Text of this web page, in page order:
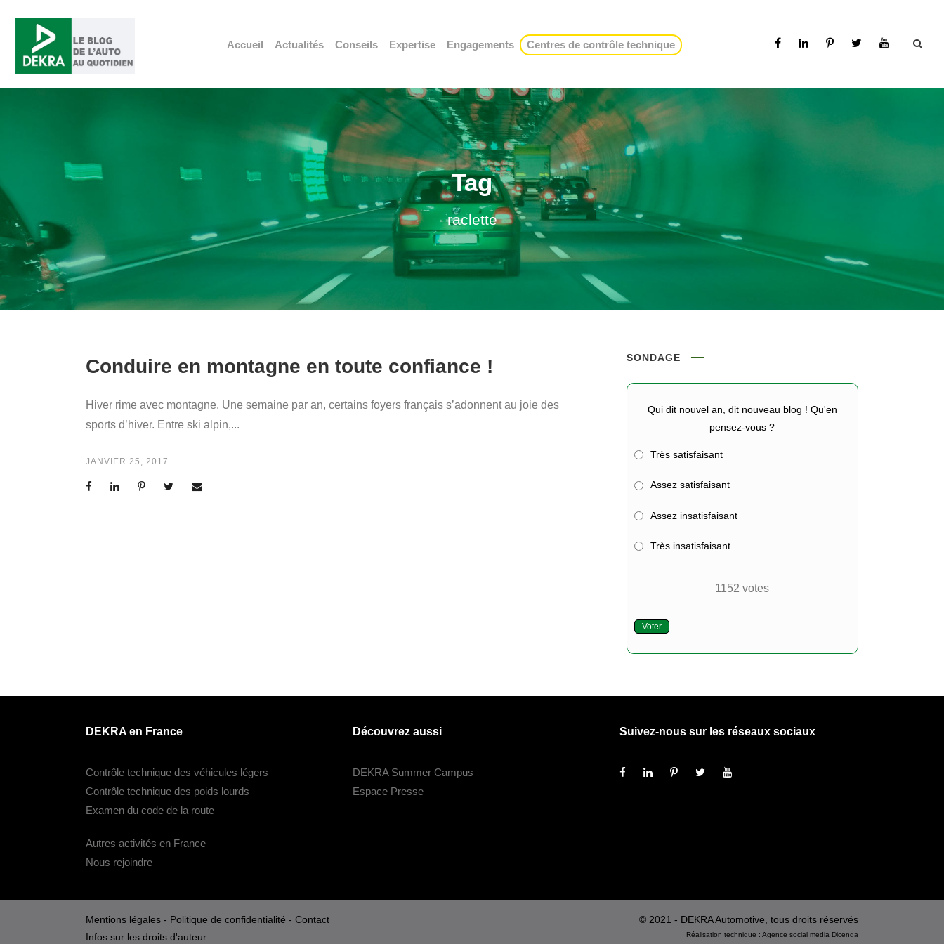
Accueil Actualités Conseils Expertise Engagements Centres de contrôle technique
Tag
raclette
Conduire en montagne en toute confiance !
Hiver rime avec montagne. Une semaine par an, certains foyers français s’adonnent au joie des
sports d’hiver. Entre ski alpin,...
JANVIER 25, 2017
SONDAGE
Qui dit nouvel an, dit nouveau blog ! Qu'en
pensez-vous ?
Très satisfaisant
Assez satisfaisant
Assez insatisfaisant
Très insatisfaisant
1152 votes
Voter
DEKRA en France
Contrôle technique des véhicules légers
Contrôle technique des poids lourds
Examen du code de la route
Autres activités en France
Nous rejoindre
Découvrez aussi
DEKRA Summer Campus
Espace Presse
Suivez-nous sur les réseaux sociaux
Mentions légales - Politique de confidentialité - Contact
Infos sur les droits d'auteur
© 2021 - DEKRA Automotive, tous droits réservés
Réalisation technique : Agence social media Dicenda